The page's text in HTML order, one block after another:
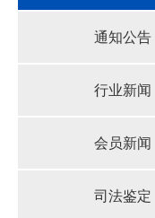
通知公告
行业新闻
会员新闻
司法鉴定